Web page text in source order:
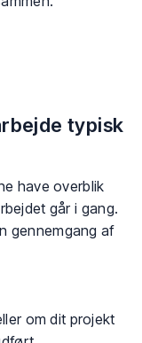
typisk
have overblik
går i gang.
gennemgang af
om dit projekt